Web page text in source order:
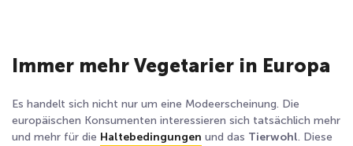
Immer mehr Vegetarier in Europa
Es handelt sich nicht nur um eine Modeerscheinung. Die
europäischen Konsumenten interessieren sich tatsächlich mehr
und mehr für die Haltebedingungen und das Tierwohl. Diese